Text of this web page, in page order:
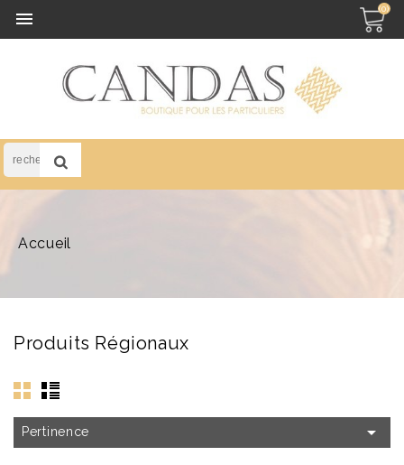
 (0)
Accueil
Produits Régionaux
Pertinence 